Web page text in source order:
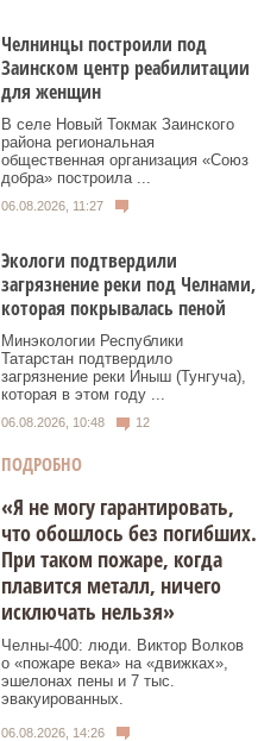
Челнинцы построили под
Заинском центр реабилитации
для женщин
В селе Новый Токмак Заинского
района региональная
общественная организация «Союз
добра» построила ...
06.08.2026, 11:27
Экологи подтвердили
загрязнение реки под Челнами,
которая покрывалась пеной
Минэкологии Республики
Татарстан подтвердило
загрязнение реки Иныш (Тунгуча),
которая в этом году ...
06.08.2026, 10:48 12
ПОДРОБНО
«Я не могу гарантировать,
что обошлось без погибших.
При таком пожаре, когда
плавится металл, ничего
исключать нельзя»
Челны-400: люди. Виктор Волков
о «пожаре века» на «движках»,
эшелонах пены и 7 тыс.
эвакуированных.
06.08.2026, 14:26